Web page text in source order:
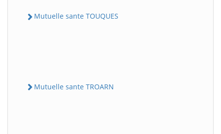
Mutuelle sante TOUQUES
Mutuelle sante TROARN